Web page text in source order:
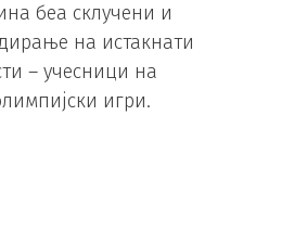
беа склучени и
на истакнати
– учесници на
игри.